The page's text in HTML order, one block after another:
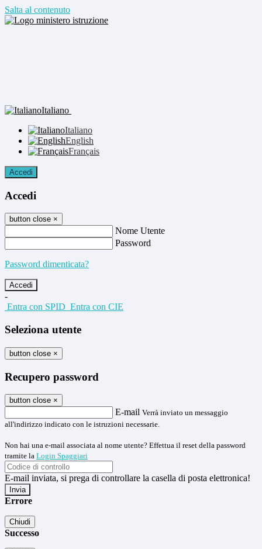
Salta al contenuto
Italiano
Italiano
English
Français
Accedi
Accedi
button close ×
Nome Utente
Password
Password dimenticata?
-
Entra con SPID Entra con CIE
Seleziona utente
button close ×
Recupero password
button close ×
E-mail Verrà inviato un messaggio
all'indirizzo indicato con le istruzioni necessarie.
Non hai una e-mail associata al nome utente? Effettua il reset della password
tramite la Login Spaggiari
E-mail inviata, si prega di controllare la casella di posta elettronica!
Errore
Chiudi
Successo